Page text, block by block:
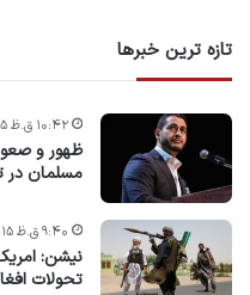
تازه ترین خبرها
ظهور و
مسلمان در
۱۰:۴۲ ق.ظ ۱۵ اسد ۱۴۰۵
نیشن:
تحولات
۹:۴۰ ق.ظ ۱۵ اسد ۱۴۰۵